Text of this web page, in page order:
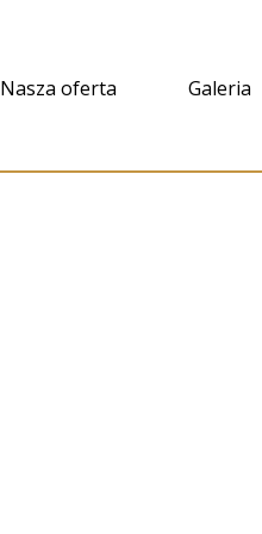
Nasza oferta Galeria